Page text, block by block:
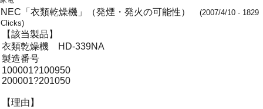
NEC「衣類乾燥機」（発煙・発火の可能性）
(2007/4/10 - 1829
Clicks)
【該当製品】
衣類乾燥機 HD-339NA
製造番号
100001?100950
200001?201050
【理由】